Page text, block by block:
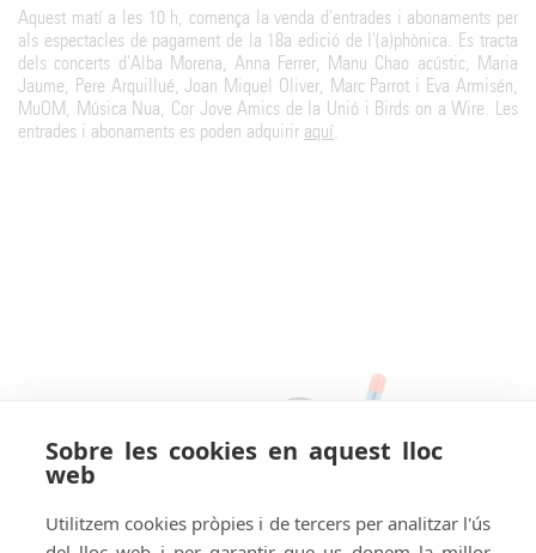
Aquest matí a les 10 h, comença la venda d'entrades i abonaments per
als espectacles de pagament de la 18a edició de l'(a)phònica. Es tracta
dels concerts d'Alba Morena, Anna Ferrer, Manu Chao acústic, Maria
Jaume, Pere Arquillué, Joan Miquel Oliver, Marc Parrot i Eva Armisén,
MuOM, Música Nua, Cor Jove Amics de la Unió i Birds on a Wire. Les
entrades i abonaments es poden adquirir aquí.
Sobre les cookies en aquest lloc
web
Utilitzem cookies pròpies i de tercers per analitzar l'ús